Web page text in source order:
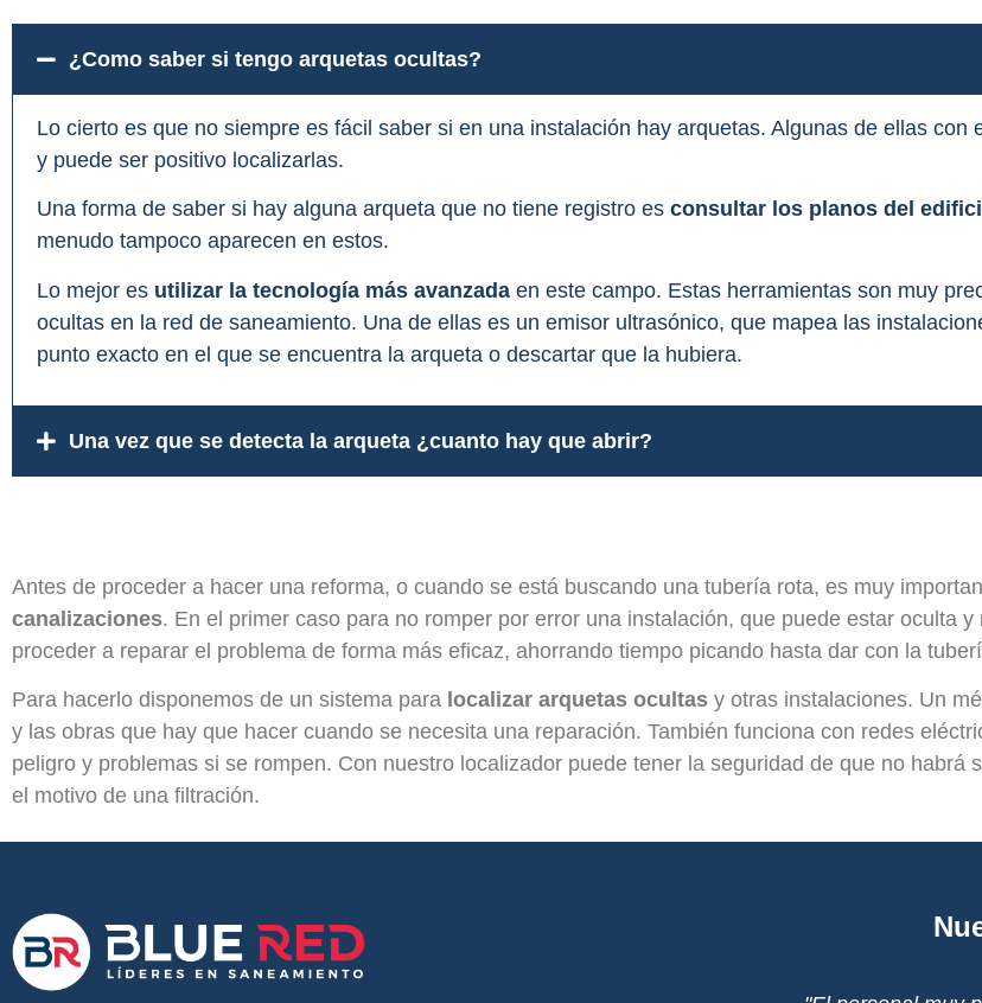
¿Como saber si tengo arquetas ocultas?
Lo cierto es que no siempre es fácil saber si en una instalación hay arquetas. Algunas de ellas
y puede ser positivo localizarlas.
Una forma de saber si hay alguna arqueta que no tiene registro es consultar los planos del
menudo tampoco aparecen en estos.
Lo mejor es utilizar la tecnología más avanzada en este campo. Estas herramientas son muy
ocultas en la red de saneamiento. Una de ellas es un emisor ultrasónico, que mapea las
punto exacto en el que se encuentra la arqueta o descartar que la hubiera.
Una vez que se detecta la arqueta ¿cuanto hay que abrir?
Antes de proceder a hacer una reforma, o cuando se está buscando una tubería rota, es muy
canalizaciones. En el primer caso para no romper por error una instalación, que puede estar oculta
proceder a reparar el problema de forma más eficaz, ahorrando tiempo picando hasta dar con la
Para hacerlo disponemos de un sistema para localizar arquetas ocultas y otras instalaciones. Un
y las obras que hay que hacer cuando se necesita una reparación. También funciona con redes
peligro y problemas si se rompen. Con nuestro localizador puede tener la seguridad de que no habrá
el motivo de una filtración.